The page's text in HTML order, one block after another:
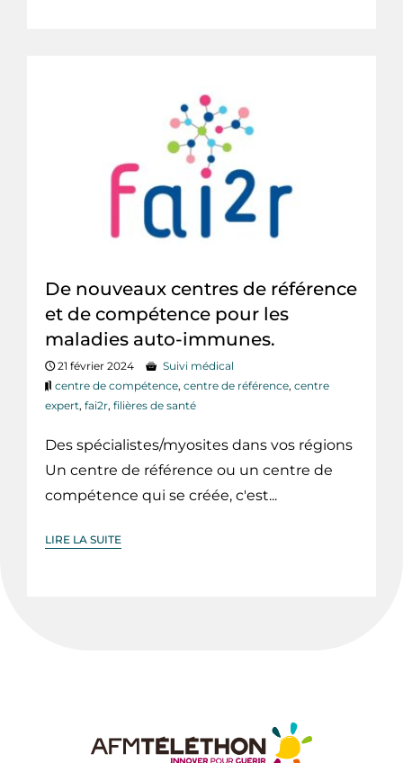
De nouveaux centres de référence
et de compétence pour les
maladies auto-immunes.
21 février 2024
Suivi médical
centre de compétence, centre de référence, centre
expert, fai2r, filières de santé
Des spécialistes/myosites dans vos régions
Un centre de référence ou un centre de
compétence qui se créée, c'est...
LIRE LA SUITE